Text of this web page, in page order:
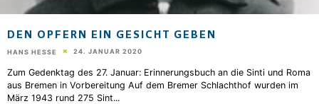
DEN OPFERN EIN GESICHT GEBEN
HANS HESSE 24. JANUAR 2020
Zum Gedenktag des 27. Januar: Erinnerungsbuch an die Sinti und Roma
aus Bremen in Vorbereitung Auf dem Bremer Schlachthof wurden im
März 1943 rund 275 Sint...